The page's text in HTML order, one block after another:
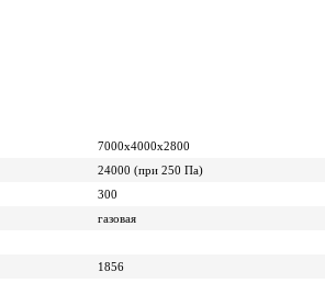
7000х4000х2800
24000 (при 250 Па)
300
газовая
1856